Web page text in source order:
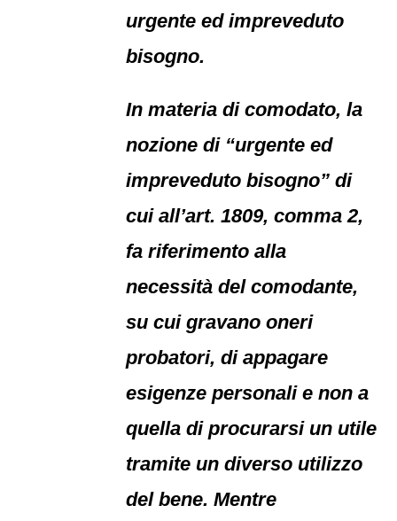
urgente ed impreveduto
bisogno.
In materia di comodato, la
nozione di “urgente ed
impreveduto bisogno” di
cui all’art. 1809, comma 2,
fa riferimento alla
necessità del comodante,
su cui gravano oneri
probatori, di appagare
esigenze personali e non a
quella di procurarsi un utile
tramite un diverso utilizzo
del bene. Mentre